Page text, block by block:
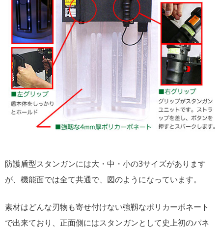
防護盾型スタンガンには大・中・小の3サイズがあります
が、機能面では全て共通で、図のようになっています。
素材はどんな刃物も寄せ付けない強靱なポリカーボネート
で出来ており、正面側にはスタンガンとして史上初のパネ